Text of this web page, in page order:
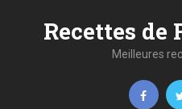
Recettes de
Meilleures